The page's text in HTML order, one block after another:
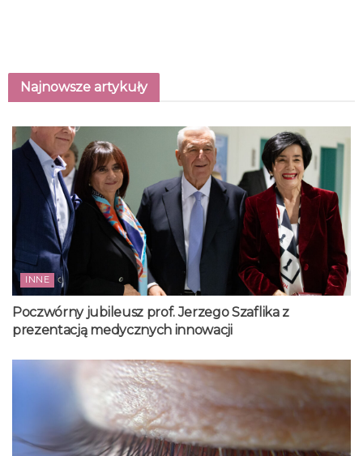
Najnowsze artykuły
INNE
Poczwórny jubileusz prof. Jerzego Szaflika z
prezentacją medycznych innowacji